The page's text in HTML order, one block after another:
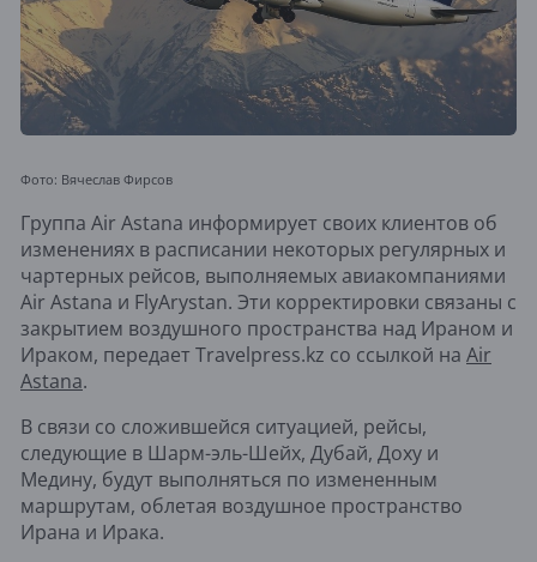
Фото: Вячеслав Фирсов
Группа Air Astana информирует своих клиентов об
изменениях в расписании некоторых регулярных и
чартерных рейсов, выполняемых авиакомпаниями
Air Astana и FlyArystan. Эти корректировки связаны с
закрытием воздушного пространства над Ираном и
Ираком, передает Travelpress.kz со ссылкой на Air
Astana.
В связи со сложившейся ситуацией, рейсы,
следующие в Шарм-эль-Шейх, Дубай, Доху и
Медину, будут выполняться по измененным
маршрутам, облетая воздушное пространство
Ирана и Ирака.